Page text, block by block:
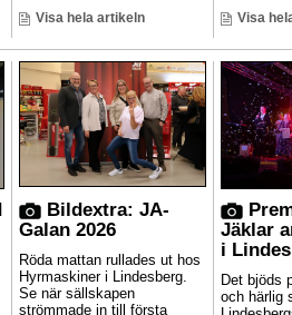
Visa hela artikeln Visa
Bildextra: JA-
Galan 2026
Röda mattan rullades ut hos
Hyrmaskiner i Lindesberg.
Se när sällskapen
strömmade in till första
Jäklar
i
Det bjöds
och härlig